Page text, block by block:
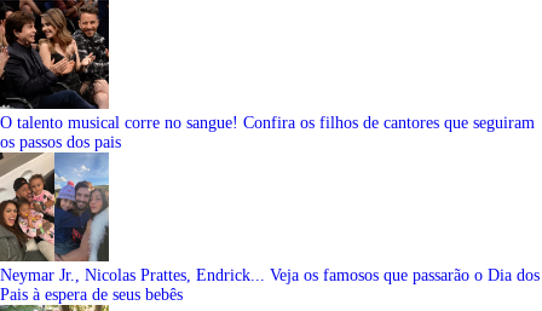
O talento musical corre no sangue! Confira os filhos de cantores que seguiram
os passos dos pais
Neymar Jr., Nicolas Prattes, Endrick... Veja os famosos que passarão o Dia dos
Pais à espera de seus bebês